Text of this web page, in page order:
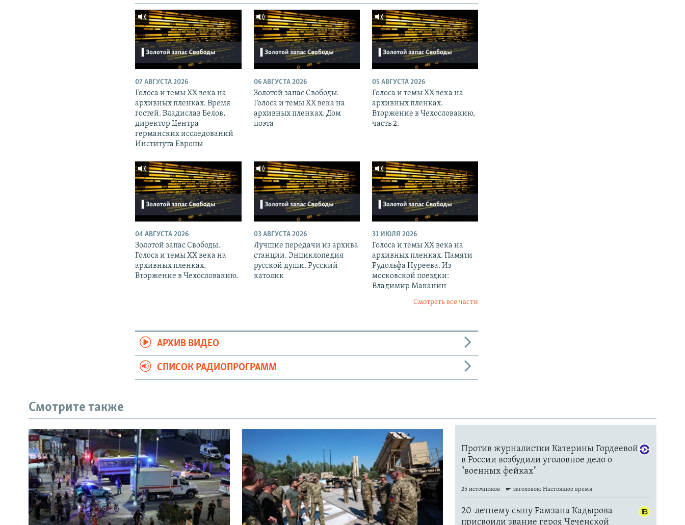
07 АВГУСТА 2026
Голоса и темы XX века на
архивных пленках. Время
гостей. Владислав Белов,
директор Центра
германских исследований
Института Европы
06 АВГУСТА 2026
Золотой запас Свободы.
Голоса и темы XX века на
архивных пленках. Дом
поэта
05 АВГУСТА 2026
Голоса и темы XX века на
архивных пленках.
Вторжение в Чехословакию,
часть 2.
04 АВГУСТА 2026
Золотой запас Свободы.
Голоса и темы XX века на
архивных пленках.
Вторжение в Чехословакию.
03 АВГУСТА 2026
Лучшие передачи из архива
станции. Энциклопедия
русской души. Русский
католик
31 ИЮЛЯ 2026
Голоса и темы XX века на
архивных пленках. Памяти
Рудольфа Нуреева. Из
московской поездки:
Владимир Маканин
Смотреть все части
АРХИВ ВИДЕО
СПИСОК РАДИОПРОГРАММ
Смотрите также